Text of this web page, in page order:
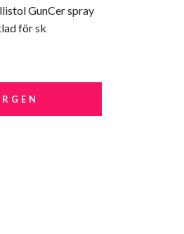
GunCer spray
för sk